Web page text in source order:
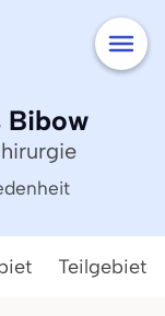
Bibow
Teilgebiete